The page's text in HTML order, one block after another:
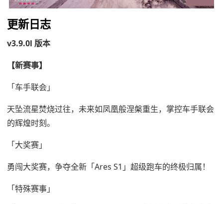
更新日志
v3.9.0l 版本
【新赛事】
「车手联会」
天坠流星焚烧过往，未来如凤凰般涅槃重生，掌控车手联会
的辉煌时刻。
「大奖赛」
勇闯大奖赛，争夺全新「Ares S1」超级跑车的终极归属！
「特殊赛事」